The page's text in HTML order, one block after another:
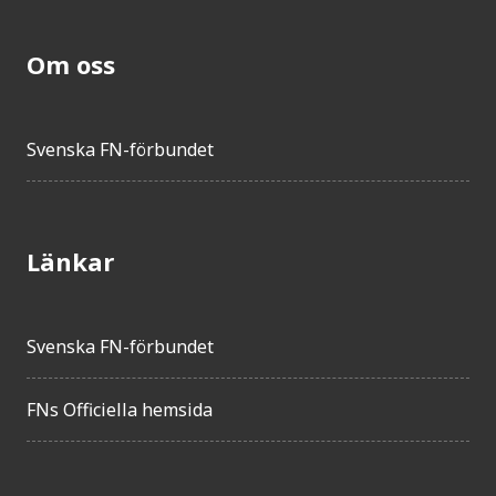
Om oss
Svenska FN-förbundet
Länkar
Svenska FN-förbundet
FNs Officiella hemsida